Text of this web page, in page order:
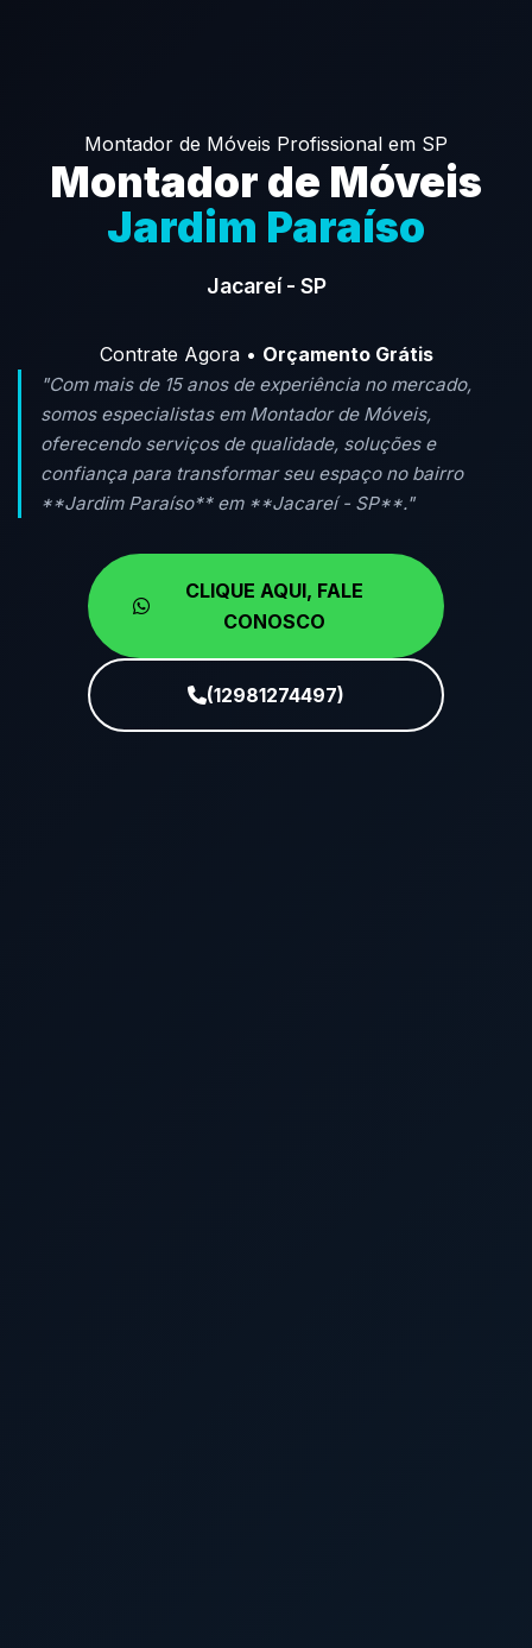
Montador de Móveis Profissional em SP
Montador de Móveis
Jardim Paraíso
Jacareí - SP
Contrate Agora • Orçamento Grátis
"Com mais de 15 anos de experiência no mercado,
somos especialistas em Montador de Móveis,
oferecendo serviços de qualidade, soluções e
confiança para transformar seu espaço no bairro
**Jardim Paraíso** em **Jacareí - SP**."
CLIQUE AQUI, FALE
CONOSCO
(12981274497)